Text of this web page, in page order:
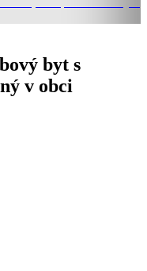
byt s
v obci